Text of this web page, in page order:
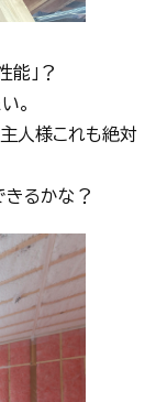
能」？
。
人様これも絶対
きるかな？